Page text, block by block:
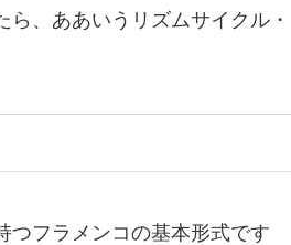
、ああいうリズムサイクル・
つフラメンコの基本形式です